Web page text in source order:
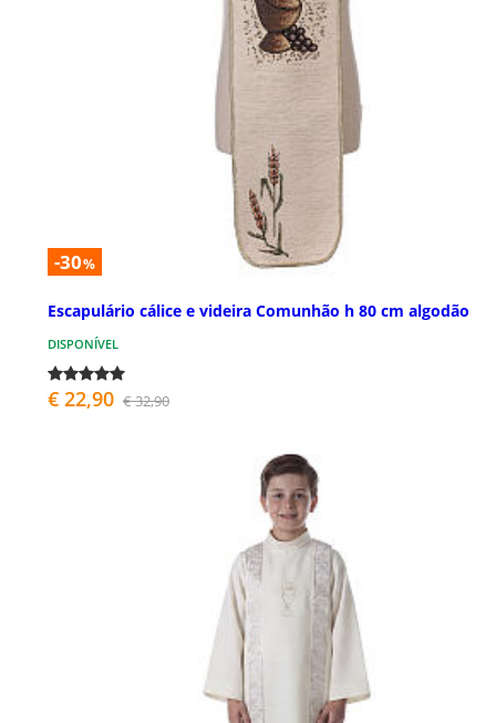
-30%
Escapulário cálice e videira Comunhão h 80 cm algodão
DISPONÍVEL
€ 22,90 € 32,90